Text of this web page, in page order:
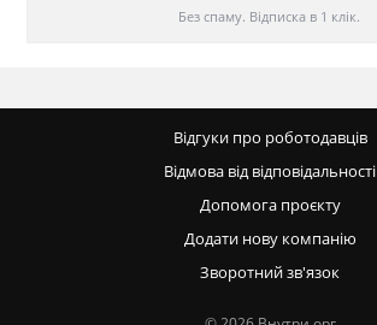
Без спаму. Відписка в 1 клік.
Відгуки про роботодавців
Відмова від відповідальності
Допомога проєкту
Додати нову компанію
Зворотний зв'язок